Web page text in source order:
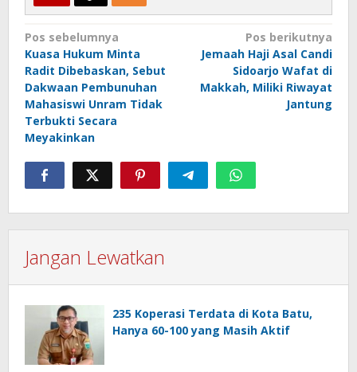
Navigasi
pos
Pos sebelumnya
Kuasa Hukum Minta
Radit Dibebaskan, Sebut
Dakwaan Pembunuhan
Mahasiswi Unram Tidak
Terbukti Secara
Meyakinkan
Pos berikutnya
Jemaah Haji Asal Candi
Sidoarjo Wafat di
Makkah, Miliki Riwayat
Jantung
Jangan Lewatkan
235 Koperasi Terdata di Kota Batu,
Hanya 60-100 yang Masih Aktif